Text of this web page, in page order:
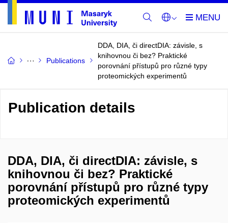
Publications
DDA, DIA, či directDIA: závisle, s
knihovnou či bez? Praktické
porovnání přístupů pro různé typy
proteomických experimentů
Publication details
DDA, DIA, či directDIA: závisle, s
knihovnou či bez? Praktické
porovnání přístupů pro různé typy
proteomických experimentů